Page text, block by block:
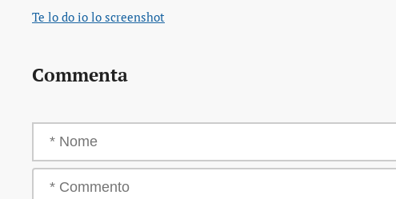
Te lo do io lo screenshot
Commenta